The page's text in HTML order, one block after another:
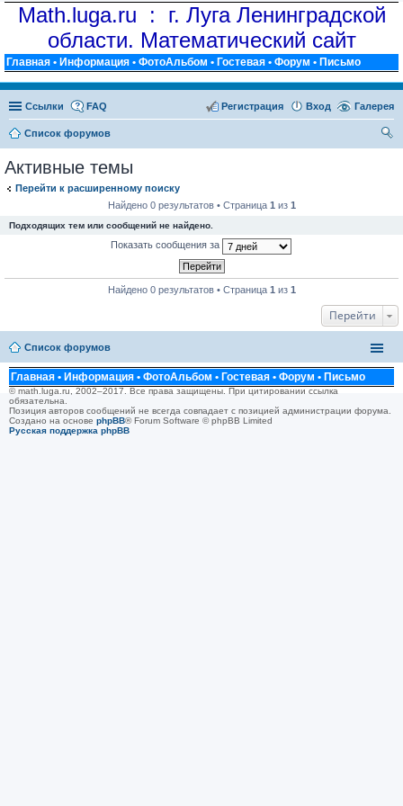
Math.luga.ru : г. Луга Ленинградской
области. Математический сайт
Главная • Информация • ФотоАльбом • Гостевая • Форум • Письмо
Ссылки Галерея
FAQ Вход
Регистрация
Список форумов
Активные темы
Перейти к расширенному поиску
Найдено 0 результатов • Страница 1 из 1
Подходящих тем или сообщений не найдено.
Показать сообщения за
Найдено 0 результатов • Страница 1 из 1
Перейти
Список форумов
Главная • Информация • ФотоАльбом • Гостевая • Форум • Письмо
© math.luga.ru, 2002–2017. Все права защищены. При цитировании ссылка
обязательна.
Позиция авторов сообщений не всегда совпадает с позицией администрации форума.
Создано на основе phpBB® Forum Software © phpBB Limited
Русская поддержка phpBB